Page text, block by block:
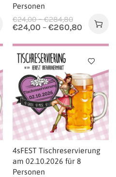
Personen
€24,00 –€284,80
€24,00 – €260,80
4sFEST Tischreservierung
am 02.10.2026 für 8
Personen